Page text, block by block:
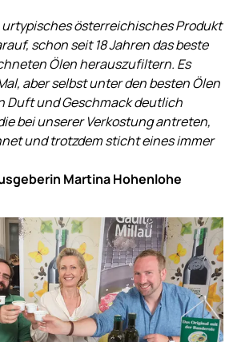
urtypisches österreichisches Produkt
schon seit 18 Jahren das beste
Ölen herauszufiltern. Es
aber selbst unter den besten Ölen
Duft und Geschmack deutlich
bei unserer Verkostung antreten,
und trotzdem sticht eines immer
Martina Hohenlohe